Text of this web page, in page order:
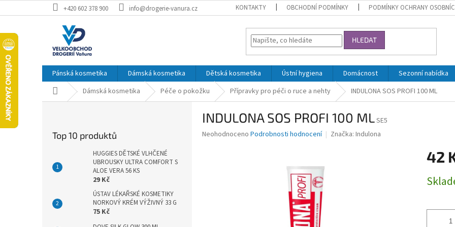
na
+420 602 378 900 info@drogerie-vanura.cz KONTAKTY OBCHODNÍ PODMÍNKY PODMÍNKY OCHRANY
HLEDAT
Pánská kosmetika Dámská kosmetika Dětská kosmetika Ústní hygiena Domácnost Sezonní nabídka
Domů Dámská kosmetika Péče o pokožku Přípravky pro péči o ruce a nehty INDULONA SOS PROFI 100 ML
Top 10 produktů
HUGGIES DĚTSKÉ VLHČENÉ
UBROUSKY ULTRA COMFORT S
ALOE VERA 56 KS
29 Kč
ÚSTAV LÉKAŘSKÉ KOSMETIKY
NORKOVÝ KRÉM VÝŽIVNÝ 33 G
75 Kč
INDULONA SOS PROFI 100 MLSE5
Průměrné
Neohodnoceno Podrobnosti hodnocení Značka: Indulona
42
cena: